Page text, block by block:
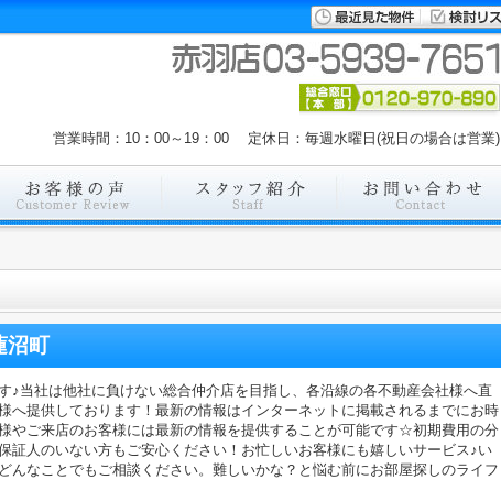
営業時間：10：00～19：00 定休日：毎週水曜日(祝日の場合は営業)
沼町
♪当社は他社に負けない総合仲介店を目指し、各沿線の各不動産会社様へ直
へ提供しております！最新の情報はインターネットに掲載されるまでにお時
やご来店のお客様には最新の情報を提供することが可能です☆初期費用の分
人のいない方もご安心ください！お忙しいお客様にも嬉しいサービス♪い
なことでもご相談ください。難しいかな？と悩む前にお部屋探しのライフ